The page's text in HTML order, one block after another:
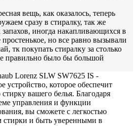
вещь, как оказалось, теперь
сразу в стиралку, так же
иногда накапливающихся в
но все равно вызывали
тк покупать стиралку за столько
правильно было бы большой
Lorenz SLW SW7625 IS -
устройство, которое обеспечит
вашего белья. Благодаря
управления и функции
вы сможете с легкостью
и быть уверенными в